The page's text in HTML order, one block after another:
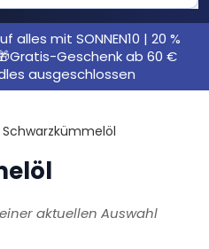
alles mit SONNEN10 | 20 %
Geschenk ab 60 €
ausgeschlossen
Schwarzkümmelöl
aktuellen Auswahl